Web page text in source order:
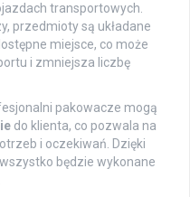
transportowych.
przedmioty są układane
miejsce, co może
i zmniejsza liczbę
pakowacze mogą
do klienta, co pozwala na
i oczekiwań. Dzięki
będzie wykonane